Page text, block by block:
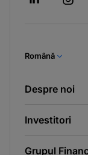
Română
Despre noi
Investitori
Grupul